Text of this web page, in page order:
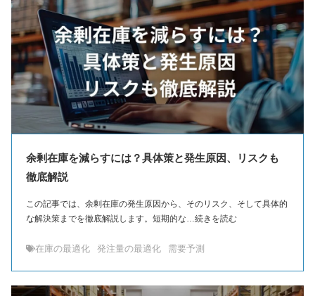
余剰在庫を減らすには？具体策と発生原因、リスクも
徹底解説
この記事では、余剰在庫の発生原因から、そのリスク、そして具体的
な解決策までを徹底解説します。短期的な…続きを読む
在庫の最適化 発注量の最適化 需要予測